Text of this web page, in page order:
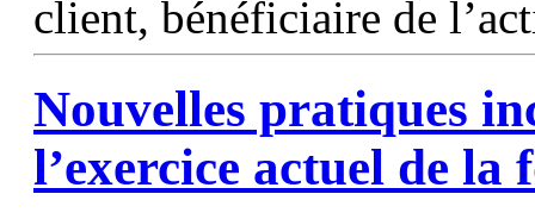
client, bénéficiaire de
Nouvelles pratiques
l’exercice actuel de la